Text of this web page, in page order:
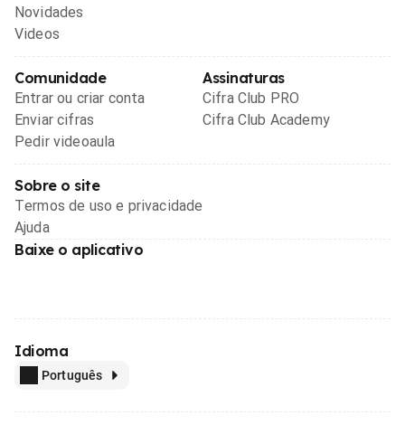
Novidades
Videos
Comunidade
Entrar ou criar conta
Enviar cifras
Pedir videoaula
Assinaturas
Cifra Club PRO
Cifra Club Academy
Sobre o site
Termos de uso e privacidade
Ajuda
Baixe o aplicativo
Idioma
Português